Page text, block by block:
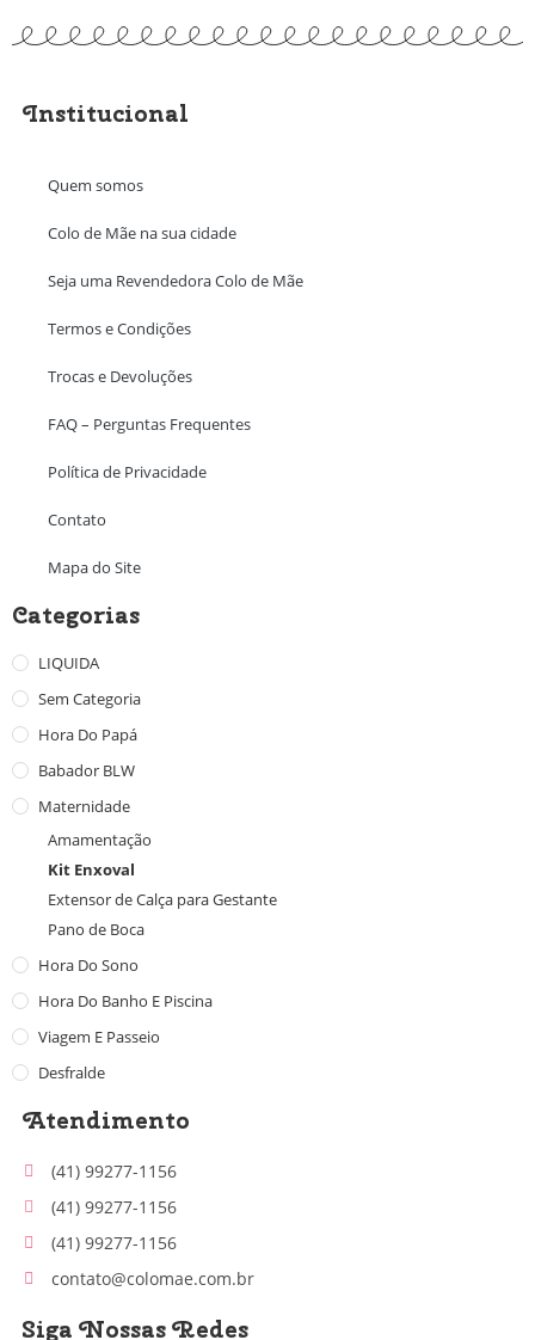
Institucional
Quem somos
Colo de Mãe na sua cidade
Seja uma Revendedora Colo de Mãe
Termos e Condições
Trocas e Devoluções
FAQ – Perguntas Frequentes
Política de Privacidade
Contato
Mapa do Site
Categorias
LIQUIDA
Sem Categoria
Hora Do Papá
Babador BLW
Maternidade
Amamentação
Kit Enxoval
Extensor de Calça para Gestante
Pano de Boca
Hora Do Sono
Hora Do Banho E Piscina
Viagem E Passeio
Desfralde
Atendimento
(41) 99277-1156
(41) 99277-1156
(41) 99277-1156
contato@colomae.com.br
Siga Nossas Redes